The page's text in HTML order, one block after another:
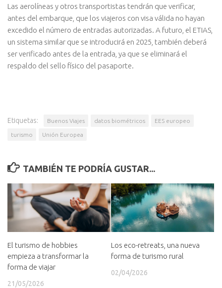
Las aerolíneas y otros transportistas tendrán que verificar,
antes del embarque, que los viajeros con visa válida no hayan
excedido el número de entradas autorizadas. A futuro, el ETIAS,
un sistema similar que se introducirá en 2025, también deberá
ser verificado antes de la entrada, ya que se eliminará el
respaldo del sello físico del pasaporte.
Etiquetas: Buenos Viajes datos biométricos EES europeo
turismo Unión Europea
TAMBIÉN TE PODRÍA GUSTAR...
El turismo de hobbies
empieza a transformar la
forma de viajar
21/05/2026
Los eco-retreats, una nueva
forma de turismo rural
02/04/2026